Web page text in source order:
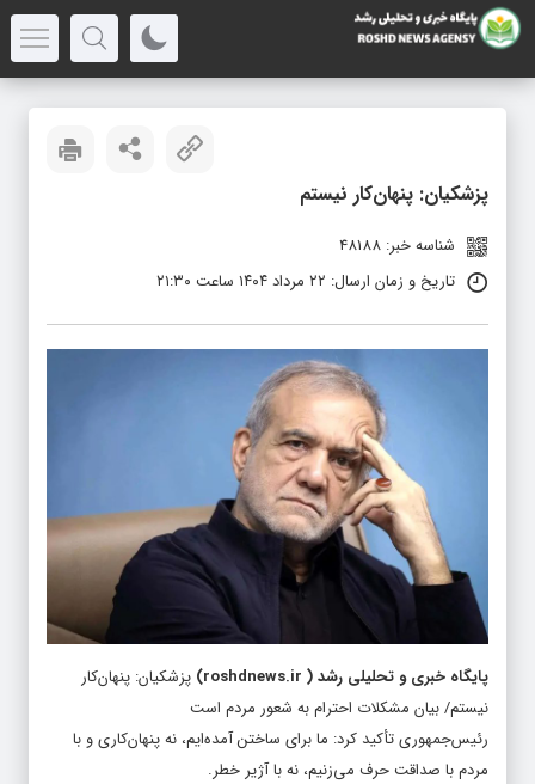
پزشکیان: پنهان‌کار نیستم
شناسه خبر: 48188
تاریخ و زمان ارسال: ۲۲ مرداد ۱۴۰۴ ساعت ۲۱:۳۰
پایگاه خبری و تحلیلی رشد(
roshdnews.ir
) پزشکیان: پنهان‌کار
نیستم/ بیان مشکلات احترام به شعور مردم است
رئیس‌جمهوری تأکید کرد: ما برای ساختن آمده‌ایم، نه پنهان‌کاری و با
مردم با صداقت حرف می‌زنیم، نه با آژیر خطر.